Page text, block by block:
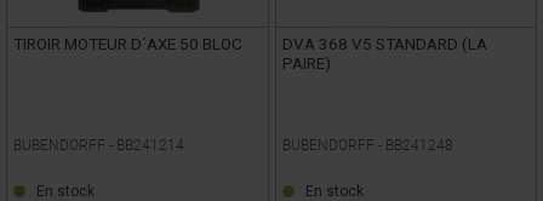
TIROIR MOTEUR D´AXE 50 BLOC
BUBENDORFF - BB241214
En stock
DVA 368 V5 STANDARD (LA
PAIRE)
BUBENDORFF - BB241248
En stock